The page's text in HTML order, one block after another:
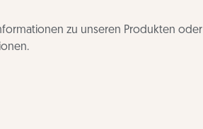
zu unseren Produkten oder